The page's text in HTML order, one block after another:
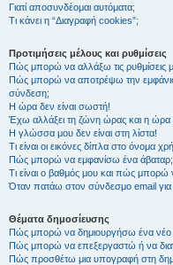
Γιατί αποσυνδέομαι αυτόματα;
Τι κάνει η “Διαγραφή cookies”;
Προτιμήσεις μέλους και ρυθμίσεις
Πώς μπορώ να αλλάξω τις ρυθμίσεις
Πώς μπορώ να αποτρέψω την
σύνδεση;
Η ώρα δεν είναι σωστή!
Έχω αλλάξει τη ζώνη ώρας και η ώρα
Η γλώσσα μου δεν είναι στη λίστα!
Τι είναι οι εικόνες δίπλα στο όνομα
Πώς μπορώ να εμφανίσω ένα άβαταρ;
Τι είναι ο βαθμός μου και πώς μπορώ
Όταν πατάω στον σύνδεσμο email για
Θέματα δημοσίευσης
Πώς μπορώ να δημιουργήσω ένα νέο
Πώς μπορώ να επεξεργαστώ ή να
Πώς προσθέτω μια υπογραφή στη